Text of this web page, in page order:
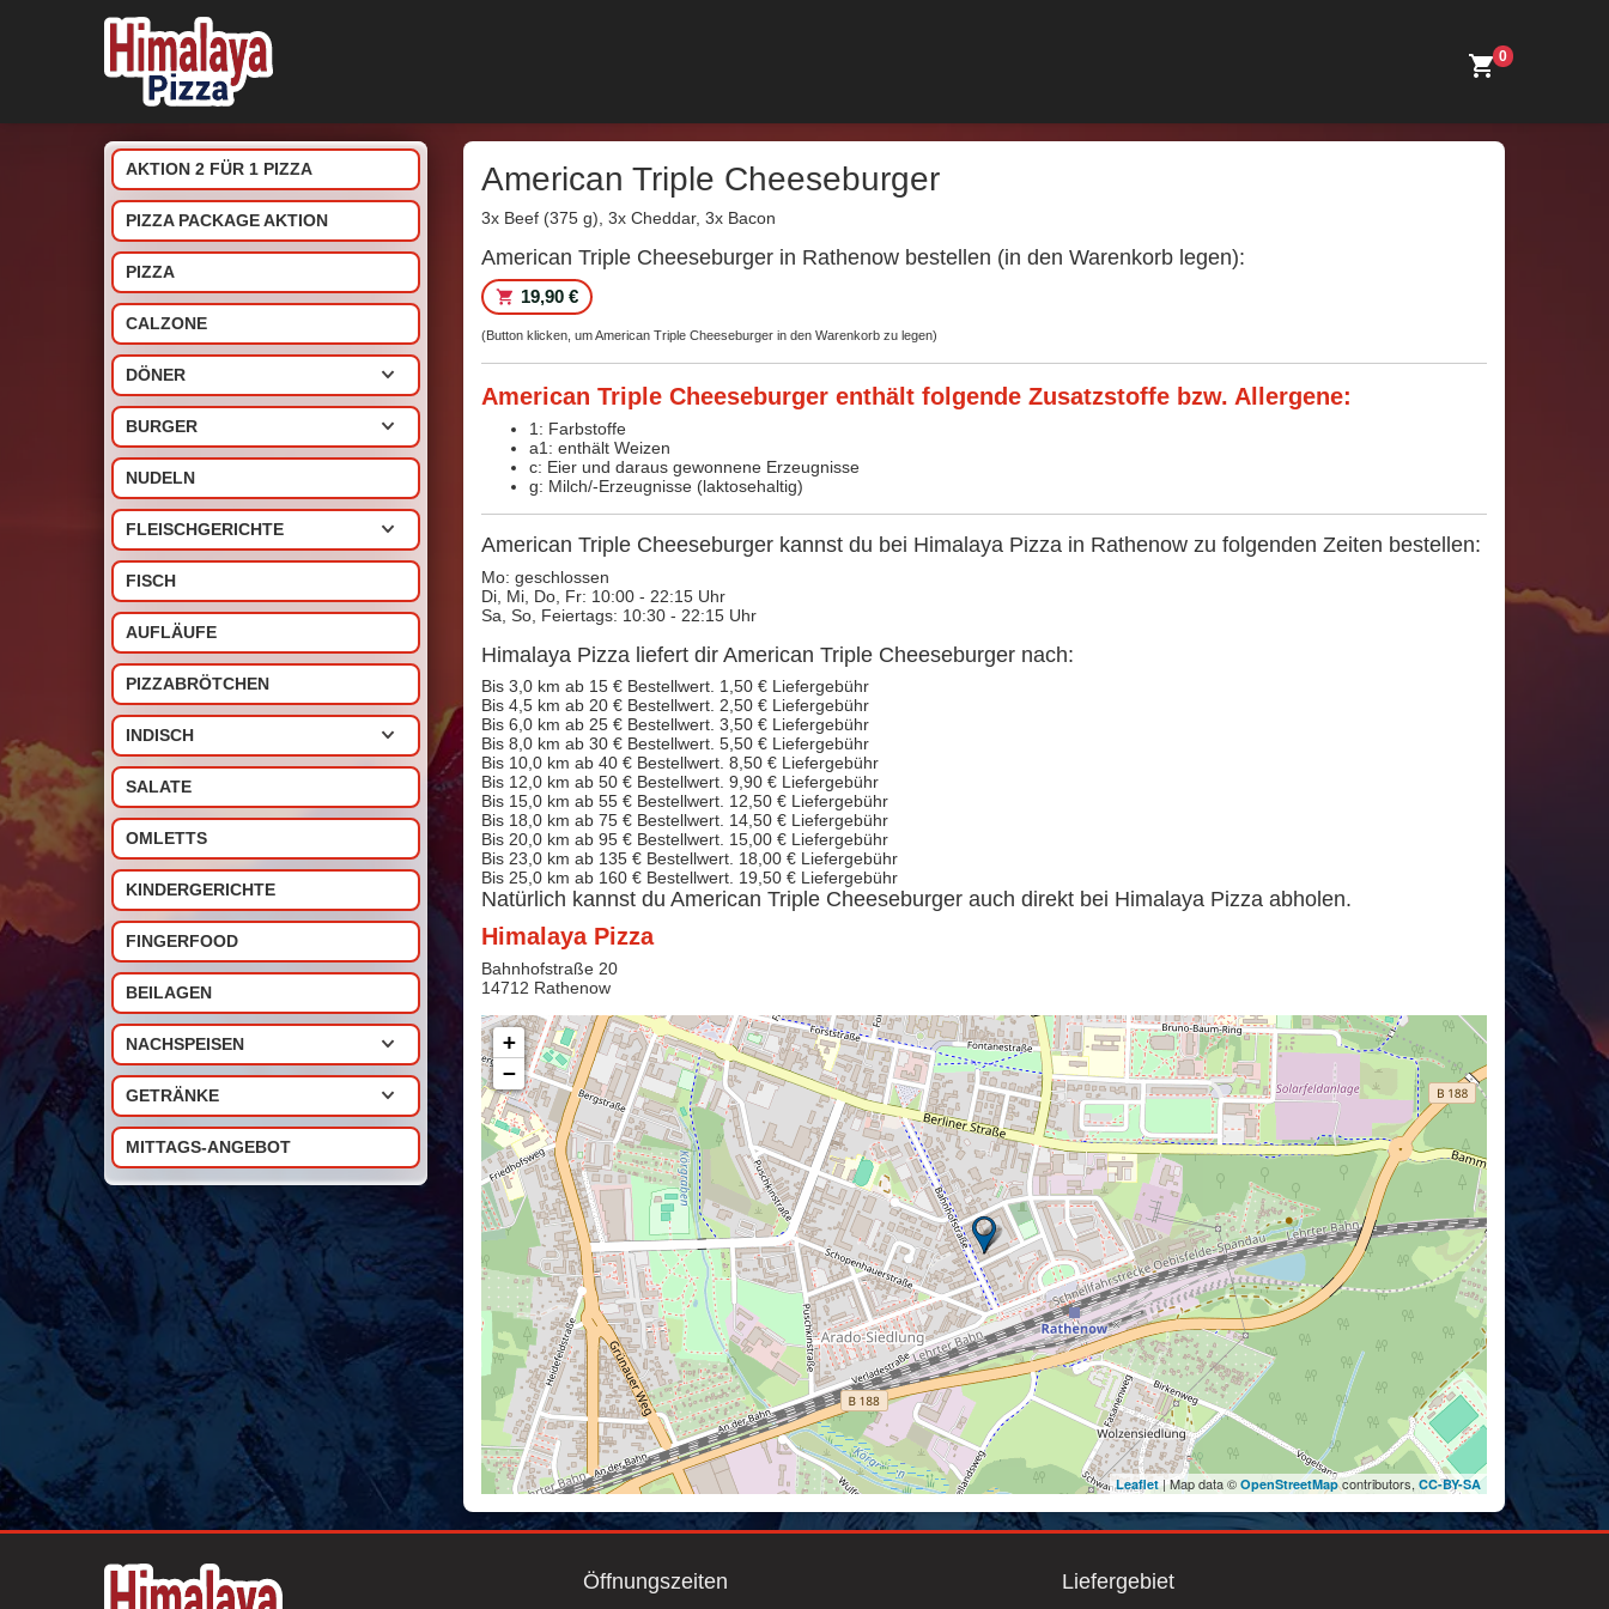
0
AKTION 2 FÜR 1 PIZZA
PIZZA PACKAGE AKTION
PIZZA
CALZONE
DÖNER
BURGER
NUDELN
FLEISCHGERICHTE
FISCH
AUFLÄUFE
PIZZABRÖTCHEN
INDISCH
SALATE
OMLETTS
KINDERGERICHTE
FINGERFOOD
BEILAGEN
NACHSPEISEN
GETRÄNKE
MITTAGS-ANGEBOT
American Triple Cheeseburger
3x Beef (375 g), 3x Cheddar, 3x Bacon
American Triple Cheeseburger in Rathenow bestellen (in den Warenkorb legen):
19,90 €
(Button klicken, um American Triple Cheeseburger in den Warenkorb zu legen)
American Triple Cheeseburger enthält folgende Zusatzstoffe bzw. Allergene:
1: Farbstoffe
a1: enthält Weizen
c: Eier und daraus gewonnene Erzeugnisse
g: Milch/-Erzeugnisse (laktosehaltig)
American Triple Cheeseburger kannst du bei Himalaya Pizza in Rathenow zu folgenden Zeiten bestellen:
Mo: geschlossen
Di, Mi, Do, Fr: 10:00 - 22:15 Uhr
Sa, So, Feiertags: 10:30 - 22:15 Uhr
Himalaya Pizza liefert dir American Triple Cheeseburger nach:
Bis 3,0 km ab 15 € Bestellwert. 1,50 € Liefergebühr
Bis 4,5 km ab 20 € Bestellwert. 2,50 € Liefergebühr
Bis 6,0 km ab 25 € Bestellwert. 3,50 € Liefergebühr
Bis 8,0 km ab 30 € Bestellwert. 5,50 € Liefergebühr
Bis 10,0 km ab 40 € Bestellwert. 8,50 € Liefergebühr
Bis 12,0 km ab 50 € Bestellwert. 9,90 € Liefergebühr
Bis 15,0 km ab 55 € Bestellwert. 12,50 € Liefergebühr
Bis 18,0 km ab 75 € Bestellwert. 14,50 € Liefergebühr
Bis 20,0 km ab 95 € Bestellwert. 15,00 € Liefergebühr
Bis 23,0 km ab 135 € Bestellwert. 18,00 € Liefergebühr
Bis 25,0 km ab 160 € Bestellwert. 19,50 € Liefergebühr
Natürlich kannst du American Triple Cheeseburger auch direkt bei Himalaya Pizza abholen.
Himalaya Pizza
Bahnhofstraße 20
14712 Rathenow
+
−
Leaflet| Map data © OpenStreetMapcontributors, CC-BY-SA
Öffnungszeiten Liefergebiet